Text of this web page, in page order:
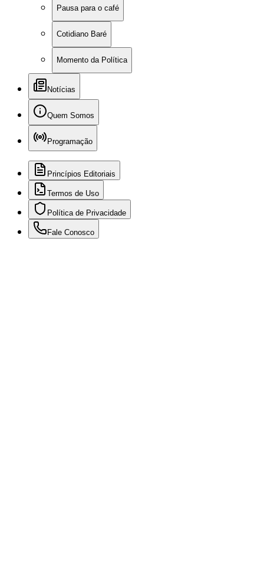
Pausa para o café
Cotidiano Baré
Momento da Política
Notícias
Quem Somos
Programação
Princípios Editoriais
Termos de Uso
Política de Privacidade
Fale Conosco